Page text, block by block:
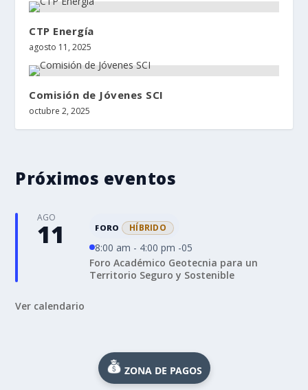
CTP Energía
agosto 11, 2025
Comisión de Jóvenes SCI
octubre 2, 2025
Próximos eventos
AGO
11 FORO HÍBRIDO
8:00 am - 4:00 pm -05
Foro Académico Geotecnia para un
Territorio Seguro y Sostenible
Ver calendario
ZONA DE PAGOS